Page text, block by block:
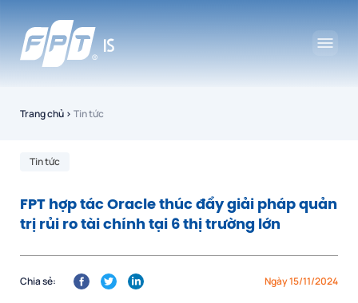
Trang chủ › Tin tức
Tin tức
FPT hợp tác Oracle thúc đẩy giải pháp quản
trị rủi ro tài chính tại 6 thị trường lớn
Ngày 15/11/2024
Chia sẻ: